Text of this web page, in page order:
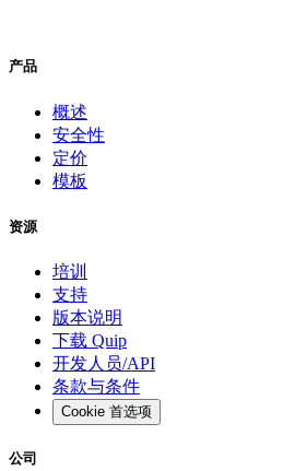
产品
概述
安全性
定价
模板
资源
培训
支持
版本说明
下载 Quip
开发人员/API
条款与条件
Cookie 首选项
公司